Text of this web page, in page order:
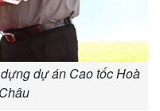
dự án Cao tốc Hoà